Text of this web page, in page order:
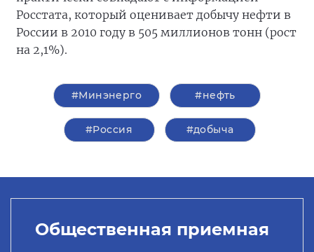
Росстата, который оценивает добычу нефти в
России в 2010 году в 505 миллионов тонн (рост
на 2,1%).
#Минэнерго #нефть
#Россия #добыча
Общественная приемная